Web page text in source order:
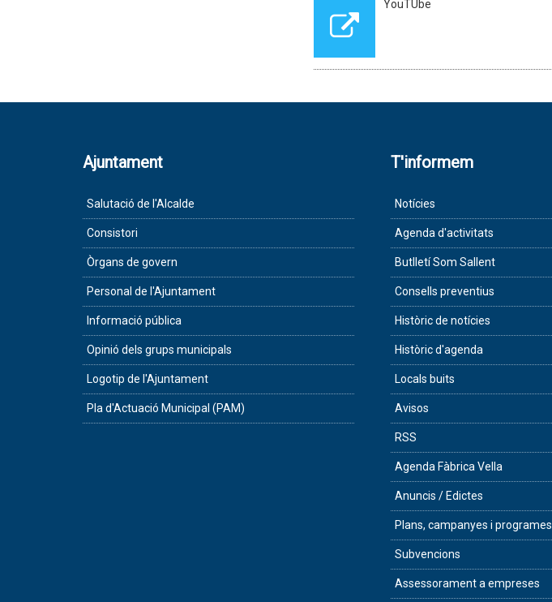
YouTUbe
Ajuntament
Salutació de l'Alcalde
Consistori
Òrgans de govern
Personal de l'Ajuntament
Informació pública
Opinió dels grups municipals
Logotip de l'Ajuntament
Pla d'Actuació Municipal (PAM)
T'informem
Notícies
Agenda d'activitats
Butlletí Som Sallent
Consells preventius
Històric de notícies
Històric d'agenda
Locals buits
Avisos
RSS
Agenda Fàbrica Vella
Anuncis / Edictes
Plans, campanyes i programes
Subvencions
Assessorament a empreses